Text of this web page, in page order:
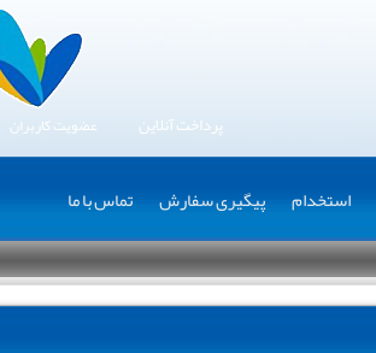
عضویت کاربران پرداخت آنلاین
استخدام پیگیری سفارش تماس با ما